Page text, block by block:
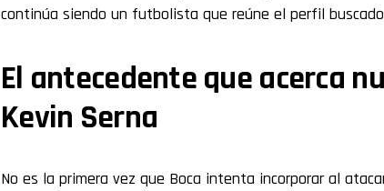
continúa siendo un futbolista que reúne el perfil
El antecedente que acerca
Kevin Serna
No es la primera vez que Boca intenta incorporar al